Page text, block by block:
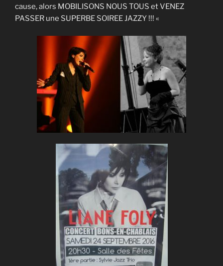
cause, alors MOBILISONS NOUS TOUS et VENEZ
PASSER une SUPERBE SOIREE JAZZY !!! «